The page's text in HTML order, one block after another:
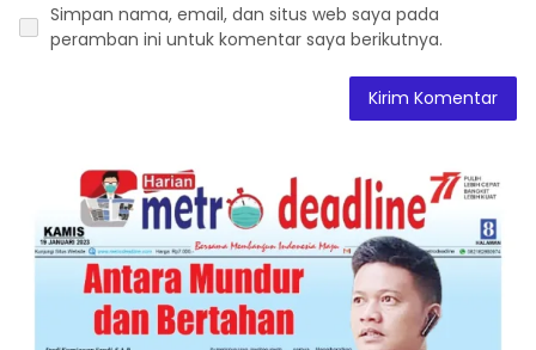
Simpan nama, email, dan situs web saya pada
peramban ini untuk komentar saya berikutnya.